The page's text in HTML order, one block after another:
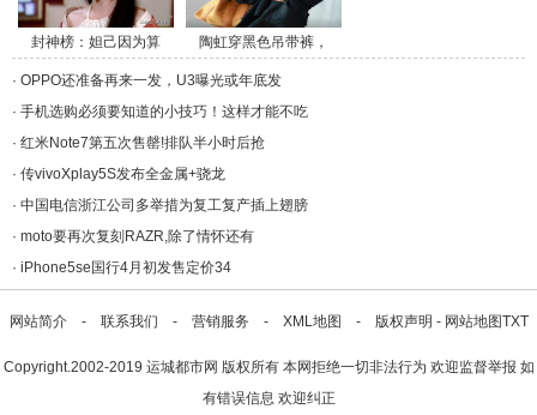
封神榜：妲己因为算
命/a>
陶虹穿黑色吊带裤，
斜/a>
· OPPO还准备再来一发，U3曝光或年底发
· 手机选购必须要知道的小技巧！这样才能不吃
· 红米Note7第五次售罄!排队半小时后抢
· 传vivoXplay5S发布全金属+骁龙
· 中国电信浙江公司多举措为复工复产插上翅膀
· moto要再次复刻RAZR,除了情怀还有
· iPhone5se国行4月初发售定价34
网站简介- 联系我们 - 营销服务 - XML地图 - 版权声明 - 网站地图TXT
Copyright.2002-2019 运城都市网 版权所有 本网拒绝一切非法行为 欢迎监督举报 如
有错误信息 欢迎纠正